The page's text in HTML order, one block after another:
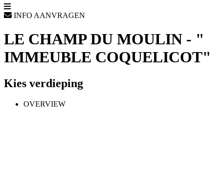
INFO AANVRAGEN
LE CHAMP DU MOULIN - "
IMMEUBLE COQUELICOT"
Kies verdieping
OVERVIEW